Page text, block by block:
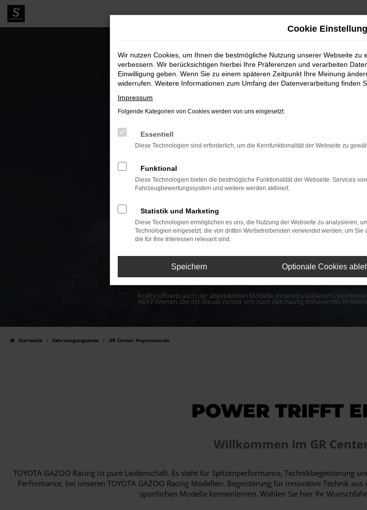
Zum
Hauptinhalt
Kraftstoffverbrauch der abgebildeten Modelle, innerorts/außerorts/
NEFZ-Werten. Die Kfz-Steuer richtet sich nach den häufig höheren WLTP-
Startseite Fahrzeugangebote GR Center Hoyerswerda
POWER TRIFFT
Willkommen im GR
TOYOTA GAZOO Racing ist pure Leidenschaft. Es steht für Spitzenperformance, Technikbegeisterung
Performance, bei unseren TOYOTA GAZOO Racing Modellen. Begeisterung für innovative Technik
sportlichen Modelle kennenlernen. Wählen Sie hier Ihr
Cookie
Wir nutzen Cookies, um Ihnen die bestmögliche Nutzung unserer Webseite
verbessern. Wir berücksichtigen hierbei Ihre Präferenzen und verarbeiten
Einwilligung geben. Wenn Sie zu einem späteren Zeitpunkt Ihre Meinung
widerrufen. Weitere Informationen zum Umfang der Datenverarbeitung finden
Impressum
Folgende Kategorien von Cookies werden von uns eingesetzt:
Essentiell
Diese Technologien sind erforderlich, um die Kernfunktionalität der Webseite zu
Funktional
Diese Technologien bieten die bestmögliche Funktionalität der Webseite. Services
Fahrzeugbewertungssystem und weitere werden aktiviert.
Statistik und Marketing
Diese Technologien ermöglichen es uns, die Nutzung der Webseite zu analysieren,
Technologien eingesetzt, die von dritten Werbetreibenden verwendet werden, um
die für Ihre Interessen relevant sind.
Speichern Optionale Cookies